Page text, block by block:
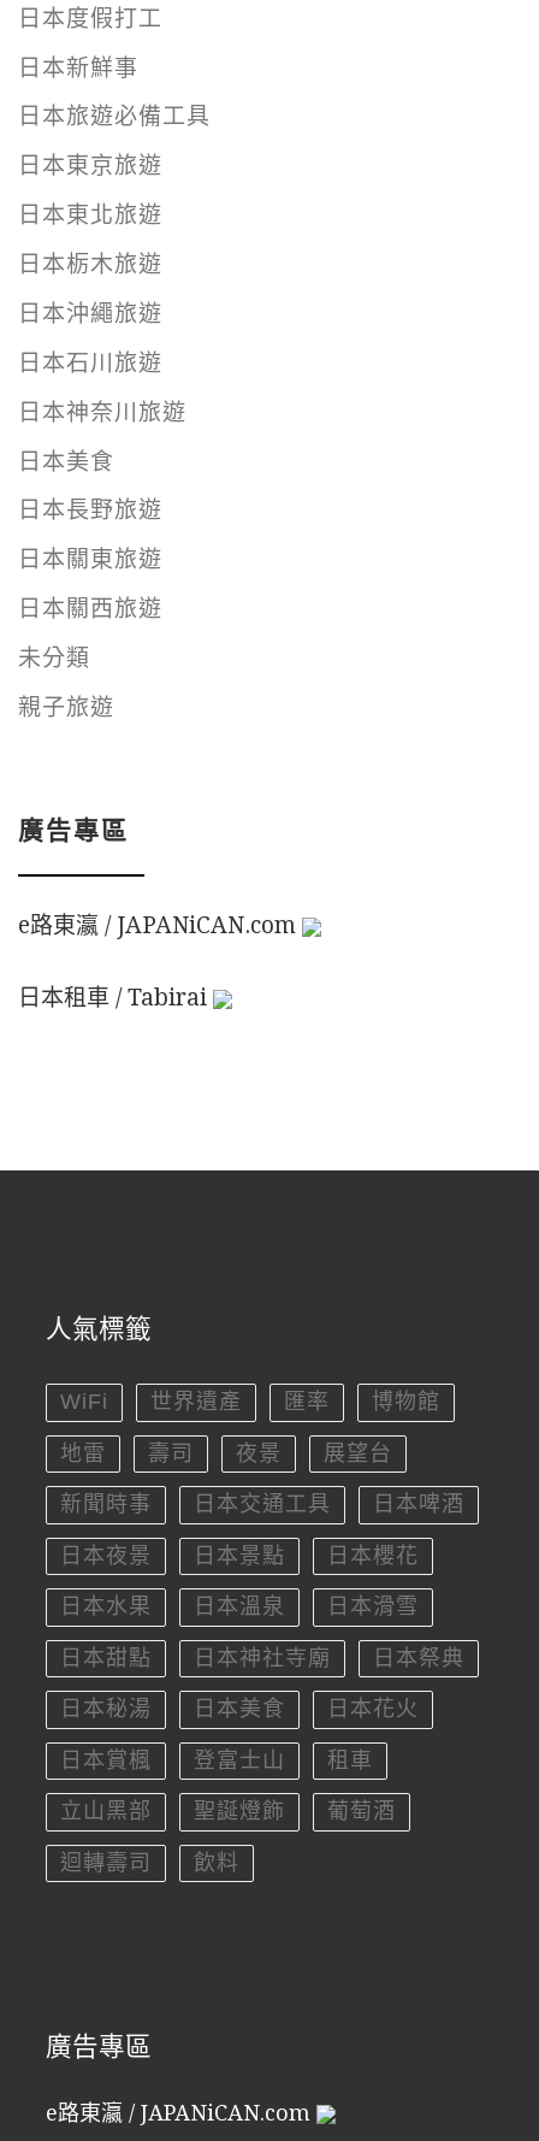
日本度假打工
日本新鮮事
日本旅遊必備工具
日本東京旅遊
日本東北旅遊
日本栃木旅遊
日本沖繩旅遊
日本石川旅遊
日本神奈川旅遊
日本美食
日本長野旅遊
日本關東旅遊
日本關西旅遊
未分類
親子旅遊
廣告專區
e路東瀛 / JAPANiCAN.com
日本租車 / Tabirai
人氣標籤
WiFi 世界遺產 匯率 博物館
地雷 壽司 夜景 展望台
新聞時事 日本交通工具 日本啤酒
日本夜景 日本景點 日本櫻花
日本水果 日本溫泉 日本滑雪
日本甜點 日本神社寺廟 日本祭典
日本秘湯 日本美食 日本花火
日本賞楓 登富士山 租車
立山黑部 聖誕燈飾 葡萄酒
迴轉壽司 飲料
廣告專區
e路東瀛 / JAPANiCAN.com